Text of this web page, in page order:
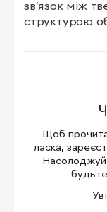
зв'язок між
структурою
контролю
залучаються
завдяки яким
проект.
Загалом,
будівництва
оскільки
Щоб
ласка,